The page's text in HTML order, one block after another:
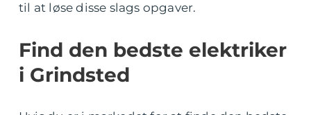
til at løse disse slags opgaver.
Find den bedste elektriker
i Grindsted